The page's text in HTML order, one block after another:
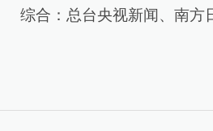
综合：总台央视新闻、南方